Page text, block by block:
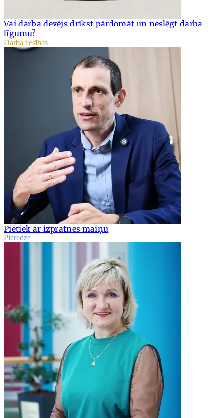
Vai darba devējs drīkst pārdomāt un neslēgt darba
līgumu?
Darba tiesības
Pietiek ar izpratnes maiņu
Pieredze